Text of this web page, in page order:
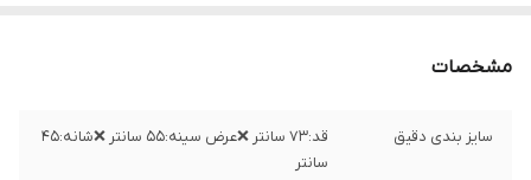
مشخصات
سایز بندی دقیق
قد:۷۳ سانتر ❌عرض سینه:۵۵ سانتر ❌شانه:۴۵
سانتر